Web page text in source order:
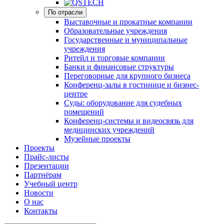
По отрасли
Выставочные и прокатные компании
Образовательные учреждения
Государственные и муниципальные
учреждения
Ритейл и торговые компании
Банки и финансовые структуры
Переговорные для крупного бизнеса
Конференц-залы в гостинице и бизнес-
центре
Суды: оборудование для судебных
помещений
Конференц-системы и видеосвязь для
медицинских учреждений
Музейные проекты
Проекты
Прайс-листы
Презентации
Партнёрам
Учебный центр
Новости
О нас
Контакты